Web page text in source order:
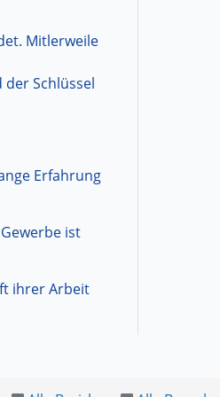
Mitlerweile
Schlüssel
Erfahrung
ist
ihrer Arbeit